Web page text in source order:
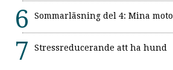
Sommarläsning del 4: Mina
Stressreducerande att ha hund